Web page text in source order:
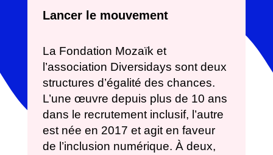
Lancer le mouvement
La Fondation Mozaïk et
l’association Diversidays sont deux
structures d’égalité des chances.
L’une œuvre depuis plus de 10 ans
dans le recrutement inclusif, l’autre
est née en 2017 et agit en faveur
de l’inclusion numérique. À deux,